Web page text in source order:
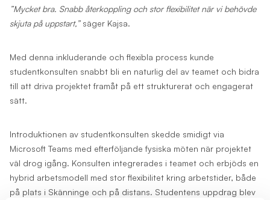
”Mycket bra. Snabb återkoppling och stor flexibilitet när vi behövde
skjuta på uppstart,”säger Kajsa.
Med denna inkluderande och flexibla process kunde
studentkonsulten snabbt bli en naturlig del av teamet och bidra
till att driva projektet framåt på ett strukturerat och engagerat
sätt.
Introduktionen av studentkonsulten skedde smidigt via
Microsoft Teams med efterföljande fysiska möten när projektet
väl drog igång. Konsulten integrerades i teamet och erbjöds en
hybrid arbetsmodell med stor flexibilitet kring arbetstider, både
på plats i Skänninge och på distans. Studentens uppdrag blev